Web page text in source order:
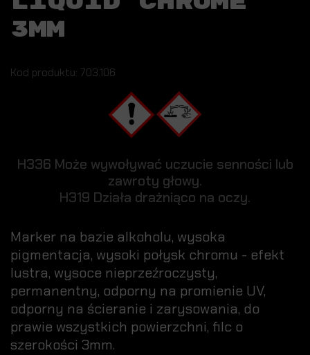
3MM
Kod produktu: 703.106
H336 Może wywoływać uczucie senności lub
zawroty głowy.
H319 Działa drażniąco na oczy.
Marker na bazie alkoholu, wysoka
pigmentacja, wysoki połysk chromu - efekt
lustra, wysoce nieprzeźroczysty,
permanentny, odporny na promienie UV,
odporny na ścieranie i zarysowania, do
prawie wszystkich powierzchni, filc o
szerokości 3mm.